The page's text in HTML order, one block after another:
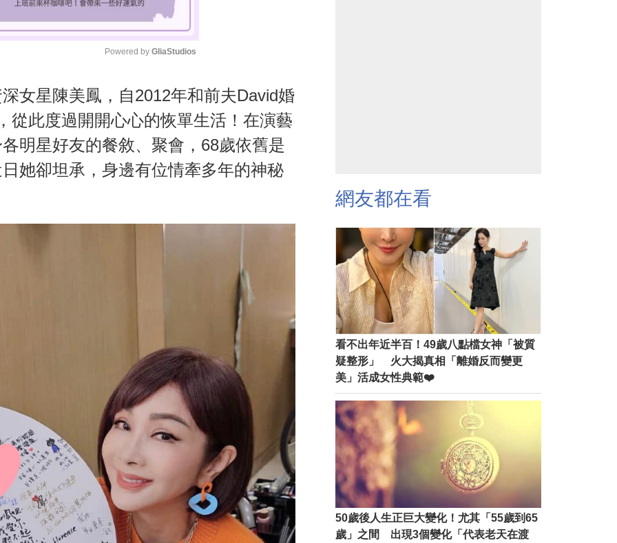
M
t
Powered by GliaStudios
女星陳美鳳，自2012年和前夫David婚
從此度過開開心心的恢單生活！在演藝
明星好友的餐敘、聚會，68歲依舊是
她卻坦承，身邊有位情牽多年的神秘
網友都在看
看不出年近半百！49歲八點檔女神「被質
疑整形」 火大揭真相「離婚反而變更
美」活成女性典範❤️
50歲後人生正巨大變化！尤其「55歲到65
歲」之間 出現3個變化「代表老天在渡